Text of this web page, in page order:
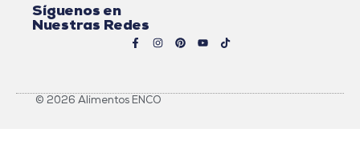
Síguenos en
Nuestras Redes
© 2026 Alimentos ENCO